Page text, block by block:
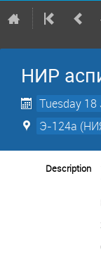
НИР
Tuesday 18
Э-124а
Description